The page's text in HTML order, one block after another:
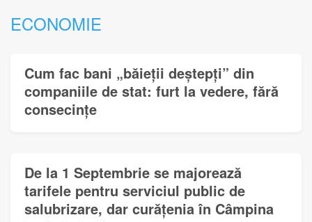
ECONOMIE
Cum fac bani „băieții deștepți” din
companiile de stat: furt la vedere, fără
consecințe
De la 1 Septembrie se majorează
tarifele pentru serviciul public de
salubrizare, dar curățenia în Câmpina